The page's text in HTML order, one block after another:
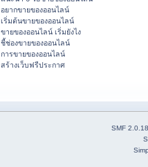
อยากขายของออนไลน์
เริ่มต้นขายของออนไลน์
ขายของออนไลน์ เริ่มยังไง
ชี้ช่องขายของออนไลน์
การขายของออนไลน์
สร้างเว็บฟรีประกาศ
SMF 2.0.18